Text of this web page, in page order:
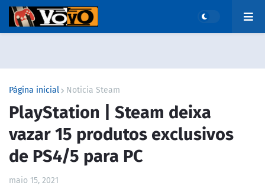
Página inicial Noticia Steam
PlayStation | Steam deixa
vazar 15 produtos exclusivos
de PS4/5 para PC
maio 15, 2021